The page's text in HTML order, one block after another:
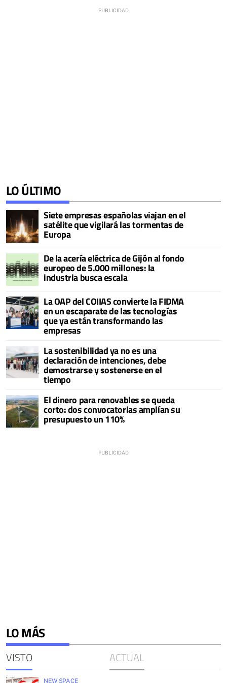
LO ÚLTIMO
Siete empresas españolas viajan en el
satélite que vigilará las tormentas de
Europa
De la acería eléctrica de Gijón al fondo
europeo de 5.000 millones: la
industria busca escala
La OAP del COIIAS convierte la FIDMA
en un escaparate de las tecnologías
que ya están transformando las
empresas
La sostenibilidad ya no es una
declaración de intenciones, debe
demostrarse y sostenerse en el
tiempo
El dinero para renovables se queda
corto: dos convocatorias amplían su
presupuesto un 110%
LO MÁS
VISTO ACTUAL
NEW SPACE